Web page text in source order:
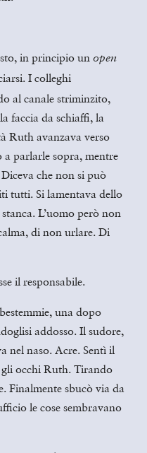
in principio un open
I colleghi
al canale striminzito,
faccia da schiaffi, la
Ruth avanzava verso
a parlarle sopra, mentre
che non si può
tutti. Si lamentava dello
L’uomo però non
di non urlare. Di
il responsabile.
una dopo
addosso. Il sudore,
nel naso. Acre. Sentì il
occhi Ruth. Tirando
Finalmente sbucò via da
le cose sembravano